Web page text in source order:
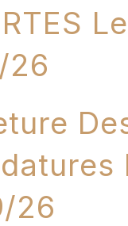
Le
26
26